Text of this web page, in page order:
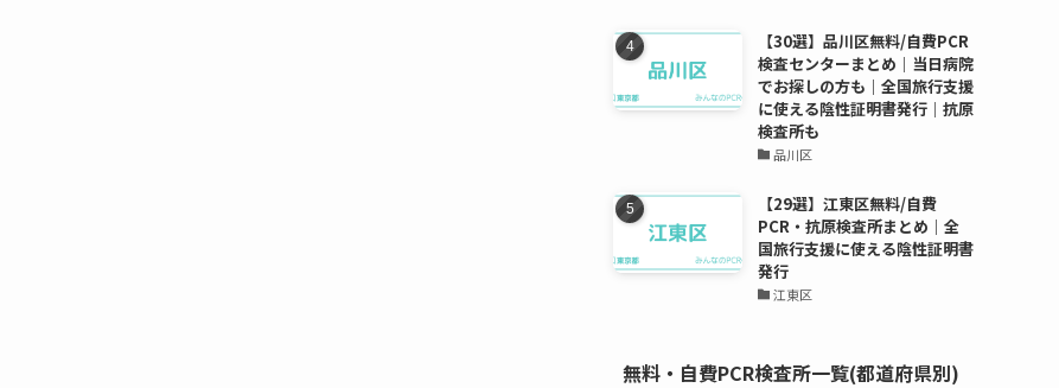
【30選】品川区無料/自費PCR
検査センターまとめ｜当日病院
でお探しの方も｜全国旅行支援
に使える陰性証明書発行｜抗原
検査所も
品川区
【29選】江東区無料/自費
PCR・抗原検査所まとめ｜全
国旅行支援に使える陰性証明書
発行
江東区
無料・自費PCR検査所一覧(都道府県別)